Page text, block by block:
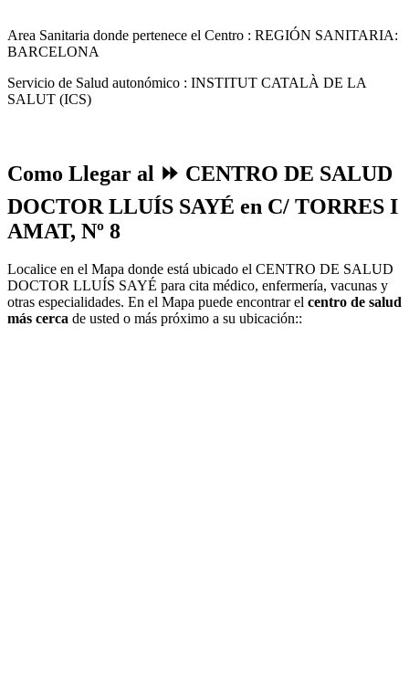
Area Sanitaria donde pertenece el Centro : REGIÓN SANITARIA:
BARCELONA
Servicio de Salud autonómico : INSTITUT CATALÀ DE LA
SALUT (ICS)
Como Llegar al ⏩ CENTRO DE SALUD
DOCTOR LLUÍS SAYÉ en C/ TORRES I
AMAT, Nº 8
Localice en el Mapa donde está ubicado el CENTRO DE SALUD
DOCTOR LLUÍS SAYÉ para cita médico, enfermería, vacunas y
otras especialidades. En el Mapa puede encontrar el centro de salud
más cerca de usted o más próximo a su ubicación::